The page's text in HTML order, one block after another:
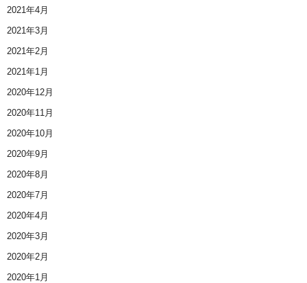
2021年4月
2021年3月
2021年2月
2021年1月
2020年12月
2020年11月
2020年10月
2020年9月
2020年8月
2020年7月
2020年4月
2020年3月
2020年2月
2020年1月